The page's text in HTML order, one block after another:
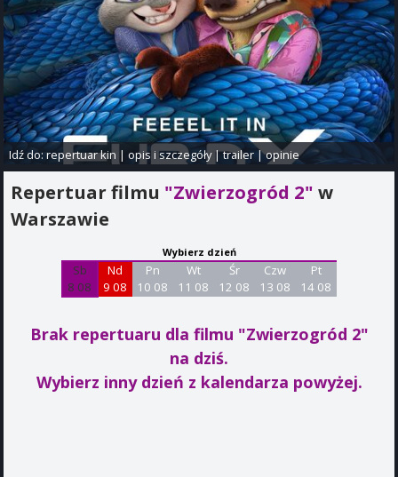
Idź do:repertuar kin |opis i szczegóły|trailer|opinie
Repertuar filmu "Zwierzogród 2" w
Warszawie
Wybierz dzień
Sb
8 08
Nd
9 08
Pn
10 08
Wt
11 08
Śr
12 08
Czw
13 08
Pt
14 08
Brak repertuaru dla filmu "Zwierzogród 2"
na dziś.
Wybierz inny dzień z kalendarza powyżej.